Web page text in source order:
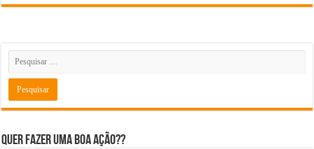
Quer fazer uma boa ação??